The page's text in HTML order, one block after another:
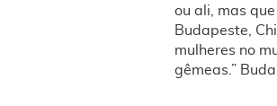
ou ali, mas
Budapeste,
mulheres no
gêmeas.”